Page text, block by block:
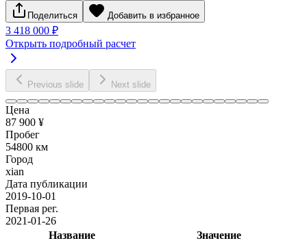
Поделиться Добавить в избранное
3 418 000 ₽
Открыть подробный расчет
Previous slide Next slide
Цена
87 900 ¥
Пробег
54800 км
Город
xian
Дата публикации
2019-10-01
Первая рег.
2021-01-26
Название
Значение